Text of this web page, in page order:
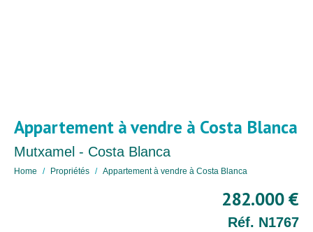
Appartement à vendre à Costa Blanca
Mutxamel - Costa Blanca
Home Propriétés Appartement à vendre à Costa Blanca
282.000 €
Réf. N1767